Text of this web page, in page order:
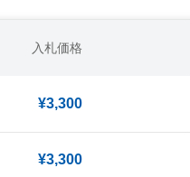
入札価格
¥3,300
¥3,300